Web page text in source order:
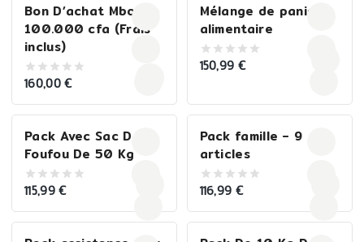
Bon D’achat Mbongo
100.000 cfa (Frais
inclus)
0
of
5
160,00€
Mélange de panier
alimentaire
0
150,99 €
Pack Avec Sac De
Foufou De 50 Kg
0
of
5
115,99€
Pack famille – 9
articles
0
of
5
116,99 €